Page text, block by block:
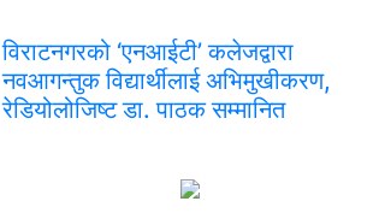
विराटनगरको ‘एनआईटी’ कलेजद्वारा
नवआगन्तुक विद्यार्थीलाई अभिमुखीकरण,
रेडियोलोजिष्ट डा. पाठक सम्मानित